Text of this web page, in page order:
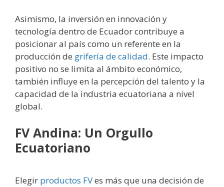
Asimismo, la inversión en innovación y
tecnología dentro de Ecuador contribuye a
posicionar al país como un referente en la
producción de grifería de calidad. Este impacto
positivo no se limita al ámbito económico,
también influye en la percepción del talento y la
capacidad de la industria ecuatoriana a nivel
global.
FV Andina: Un Orgullo
Ecuatoriano
Elegir productos FVes más que una decisión de